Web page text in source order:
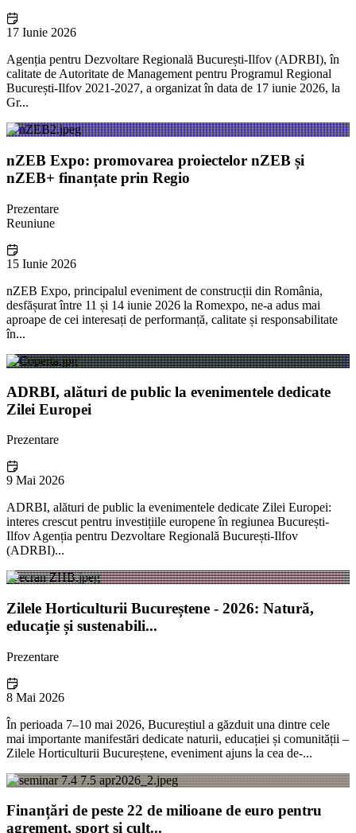
17 Iunie 2026
Agenția pentru Dezvoltare Regională București-Ilfov (ADRBI), în
calitate de Autoritate de Management pentru Programul Regional
București-Ilfov 2021-2027, a organizat în data de 17 iunie 2026, la
Gr...
nZEB Expo: promovarea proiectelor nZEB și
nZEB+ finanțate prin Regio
Prezentare
Reuniune
15 Iunie 2026
nZEB Expo, principalul eveniment de construcții din România,
desfășurat între 11 și 14 iunie 2026 la Romexpo, ne-a adus mai
aproape de cei interesați de performanță, calitate și responsabilitate
în...
ADRBI, alături de public la evenimentele dedicate
Zilei Europei
Prezentare
9 Mai 2026
ADRBI, alături de public la evenimentele dedicate Zilei Europei:
interes crescut pentru investițiile europene în regiunea București-
Ilfov Agenția pentru Dezvoltare Regională București-Ilfov
(ADRBI)...
Zilele Horticulturii Bucureștene - 2026: Natură,
educație și sustenabili...
Prezentare
8 Mai 2026
În perioada 7–10 mai 2026, Bucureștiul a găzduit una dintre cele
mai importante manifestări dedicate naturii, educației și comunității –
Zilele Horticulturii Bucureștene, eveniment ajuns la cea de-...
Finanțări de peste 22 de milioane de euro pentru
agrement, sport și cult...